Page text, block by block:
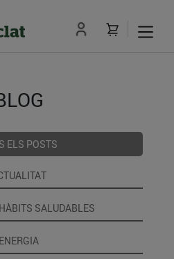
ELS POSTS
SALUDABLES
ENERGIA